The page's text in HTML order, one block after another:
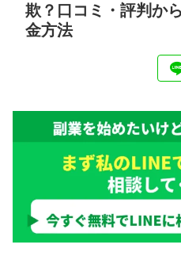
欺？口コミ・評判か
金方法